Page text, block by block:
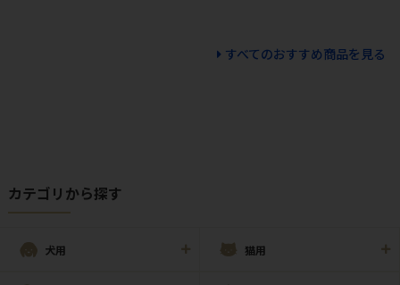
すべてのおすすめ商品を見る
カテゴリから探す
犬用 猫用